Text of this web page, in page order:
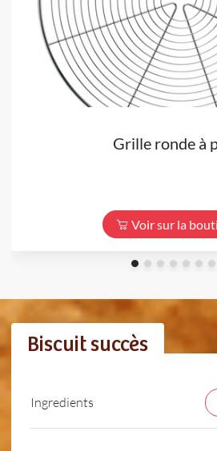
Grille ronde à
Voir sur la
Biscuit succès
Ingredients